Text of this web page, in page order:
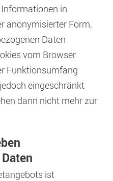
in
anonymisierter Form,
Daten
vom Browser
Funktionsumfang
eingeschränkt
dann nicht mehr zur
ist